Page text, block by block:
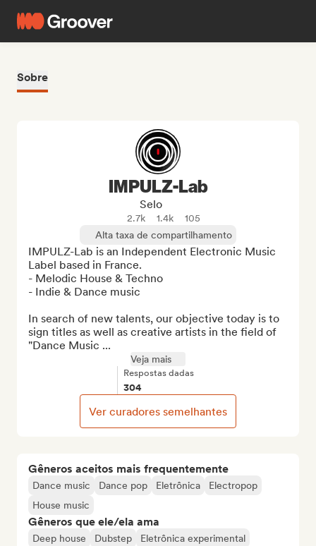
Sobre
Gêneros aceitos mais frequentemente
Dance music Dance pop Eletrônica
Electropop
House music
Gêneros que ele/ela ama
Deep house Dubstep
Eletrônica experimental
IMPULZ-Lab
Selo
2.7k 1.4k
105
Alta taxa de compartilhamento
IMPULZ-Lab is an Independent Electronic Music
Label based in France.
- Melodic House & Techno
- Indie & Dance music
In search of new talents, our objective today is to
sign titles as well as creative artists in the field of
"Dance Music ...
Veja mais
Respostas dadas
304
Ver curadores semelhantes